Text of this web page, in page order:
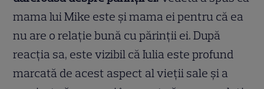
mama lui Mike este și mama ei pentru că ea
nu are o relație bună cu părinții ei. După
reacția sa, este vizibil că Iulia este profund
marcată de acest aspect al vieții sale și a